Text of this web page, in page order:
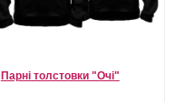
Парні толстовки "Очі"